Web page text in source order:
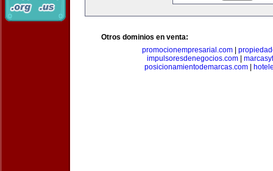
Otros dominios en venta:
promocionempresarial.com|
impulsoresdenegocios.com|
posicionamientodemarcas.com